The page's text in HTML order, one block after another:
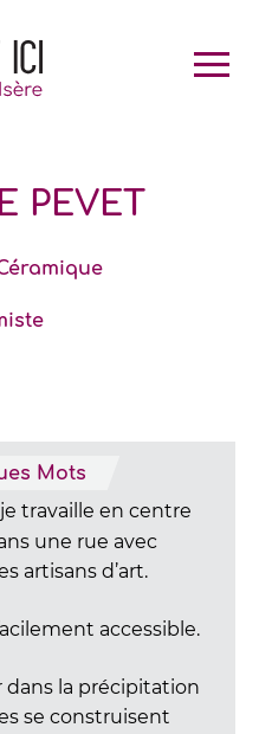
PEVET
Mots
travaille en centre
une rue avec
artisans d’art.
accessible.
dans la précipitation
se construisent